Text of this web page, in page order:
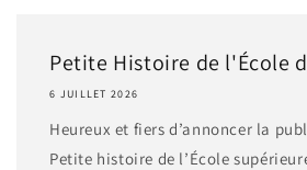
Petite Histoire de l'École
6 JUILLET 2026
Heureux et fiers d’annoncer la
Petite histoire de l’École